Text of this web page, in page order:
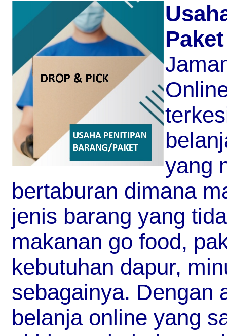
Paket
yang
bertaburan dimana
jenis barang yang
makanan go food,
kebutuhan dapur,
sebagainya. Dengan
belanja online yang